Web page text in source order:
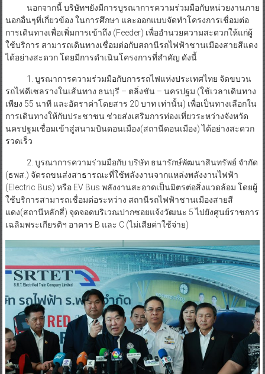
นอกจากนี้ บริษัทฯยังมีการบูรณาการความร่วมมือกับหน่วยงานภาย
นอกอื่นๆที่เกี่ยวข้อง ในการศึกษา และออกแบบจัดทำโครงการเชื่อมต่อ
การเดินทางเพื่อเพิ่มการเข้าถึง (Feeder) เพื่ออำนวยความสะดวกให้แก่ผู้
ใช้บริการ สามารถเดินทางเชื่อมต่อกับสถานีรถไฟฟ้าชานเมืองสายสีแดง
ได้อย่างสะดวก โดยมีการดำเนินโครงการที่สำคัญ ดังนี้
1. บูรณาการความร่วมมือกับการรถไฟแห่งประเทศไทย จัดขบวน
รถไฟดีเซลรางในเส้นทาง ธนบุรี – ตลิ่งชัน – นครปฐม (ใช้เวลาเดินทาง
เพียง 55 นาที และอัตราค่าโดยสาร 20 บาท เท่านั้น) เพื่อเป็นทางเลือกใน
การเดินทางให้กับประชาชน ช่วยส่งเสริมการท่องเที่ยวระหว่างจังหวัด
นครปฐมเชื่อมเข้าสู่สนามบินดอนเมือง(สถานีดอนเมือง) ได้อย่างสะดวก
รวดเร็ว
2. บูรณาการความร่วมมือกับ บริษัท ธนารักษ์พัฒนาสินทรัพย์ จำกัด
(ธพส.) จัดรถขนส่งสาธารณะที่ใช้พลังงานจากแหล่งพลังงานไฟฟ้า
(Electric Bus) หรือ EV Bus พลังงานสะอาดเป็นมิตรต่อสิ่งแวดล้อม โดยผู้
ใช้บริการสามารถเชื่อมต่อระหว่าง สถานีรถไฟฟ้าชานเมืองสายสี
แดง(สถานีหลักสี่) จุดจอดบริเวณปากซอยแจ้งวัฒนะ 5 ไปยังศูนย์ราชการ
เฉลิมพระเกียรติฯ อาคาร B และ C (ไม่เสียค่าใช้จ่าย)